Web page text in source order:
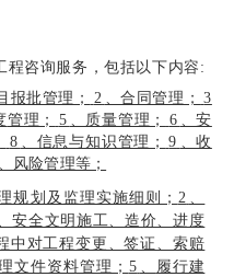
程咨询服务，包括以下内容 :
报批管理； 2 、合同管理；
3
管理； 5 、质量管理； 6
、安
8 、信息与知识管理； 9
、收
、风险管理等；
规划及监理实施细则； 2
安全文明施工、造价、进度
中对工程变更、签证、索赔
文件资料管理； 5
履行建